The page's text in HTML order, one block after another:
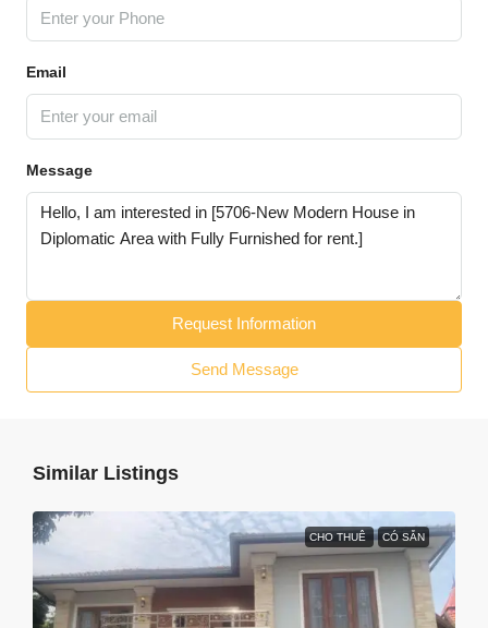
Email
Message
Request Information
Send Message
Similar Listings
CHO THUÊ CÓ SẴN